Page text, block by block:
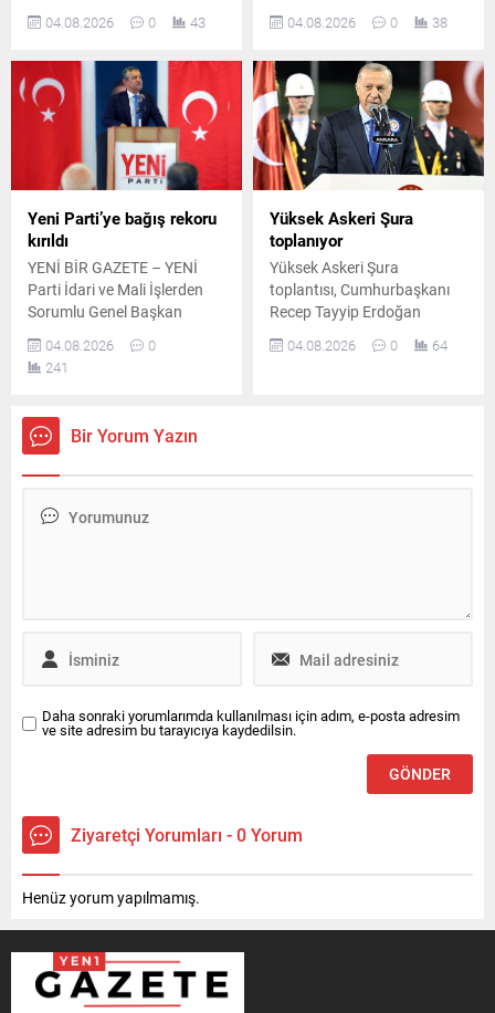
ve amiralliğe terfi etti. Hava
görevine Orgeneral Rafet
Dalkıran atandı.
04.08.2026 0 43
teklifinin ismi netleşti.
partilerin ortak imzasıyla
Meclis'e sunulması
hedefleniyor.
04.08.2026 0 38
Yeni Parti’ye bağış rekoru
kırıldı
YENİ BİR GAZETE – YENİ
Parti İdari ve Mali İşlerden
Sorumlu Genel Başkan
Yardımcısı Özgür Ceylan,
partinin yürüttüğü
dayanışma kampanyasında
kamuoyuyla paylaştı.
Ceylan, toplam desteğin 240
kampanyasında 240 milyon
04.08.2026
0
241
Yüksek Askeri Şura
toplanıyor
Yüksek Askeri Şura
toplantısı, Cumhurbaşkanı
Recep Tayyip Erdoğan
başkanlığında bugün
Cumhurbaşkanlığı
04.08.2026 0 64
Bir Yorum Yazın
Daha sonraki yorumlarımda kullanılması için adım, e-posta adresim
ve site adresim bu tarayıcıya kaydedilsin.
Ziyaretçi Yorumları - 0 Yorum
Henüz yorum yapılmamış.